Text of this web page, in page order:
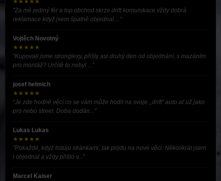
★★★★★
"Za mě jediný fér a top obchod skrze drift komunikace vždy dobrá
reklamace když jsem špatně objednal ..."
Vojtěch Novotný
★★★★★
"Kupovali jsme stronglexy, přišly asi druhý den od objednání, s mazáním
pro montáž? Určitě to nebyl ..."
josef helmich
★★★★★
"Je zde hodně věcí co se vám může hodit na svoje ,,drift” auto ať už jako
pro nebo street. Doba dodán..."
Lukas Lukas
★★★★★
"Pokaždé, když listuju stránkami, tak prijdu na nové věci. Několikrát jsem
i objednal a vždy přišlo v..."
Marcel Kaiser